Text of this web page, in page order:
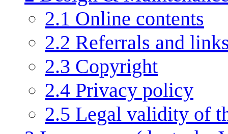
2.1 Online contents
2.2 Referrals and
2.3 Copyright
2.4 Privacy policy
2.5 Legal validity of